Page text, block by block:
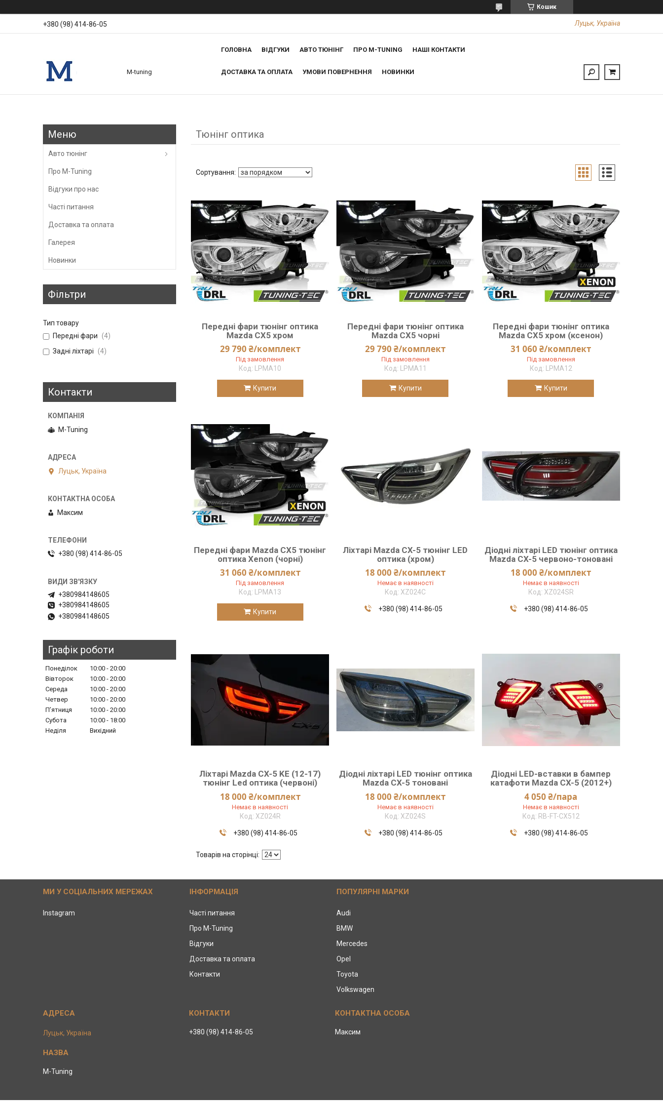
Кошик
+380 (98) 414-86-05 Луцьк, Україна
M-tuning
ГОЛОВНА ВІДГУКИ АВТО ТЮНІНГ ПРО M-TUNING НАШІ КОНТАКТИ
ДОСТАВКА ТА ОПЛАТА УМОВИ ПОВЕРНЕННЯ НОВИНКИ
Тюнінг оптика
Передні фари тюнінг оптика
Mazda CX5 хром
29 790 ₴/комплект
Під замовлення
LPMA10
Купити
Передні фари тюнінг оптика
Mazda CX5 чорні
29 790 ₴/комплект
Під замовлення
LPMA11
Купити
Передні фари тюнінг оптика
Mazda CX5 хром (ксенон)
31 060 ₴/комплект
Під замовлення
LPMA12
Купити
Передні фари Mazda CX5 тюнінг
оптика Xenon (чорні)
31 060 ₴/комплект
Під замовлення
LPMA13
Купити
Ліхтарі Mazda CX-5 тюнінг LED
оптика (хром)
18 000 ₴/комплект
Немає в наявності
XZ024C
+380 (98) 414-86-05
Діодні ліхтарі LED тюнінг оптика
Mazda CX-5 червоно-тоновані
18 000 ₴/комплект
Немає в наявності
XZ024SR
+380 (98) 414-86-05
Ліхтарі Mazda CX-5 KE (12-17)
тюнінг Led оптика (червоні)
18 000 ₴/комплект
Немає в наявності
XZ024R
+380 (98) 414-86-05
Діодні ліхтарі LED тюнінг оптика
Mazda CX-5 тоновані
18 000 ₴/комплект
Немає в наявності
XZ024S
+380 (98) 414-86-05
Діодні LED-вставки в бампер
катафоти Mazda CX-5 (2012+)
4 050 ₴/пара
Немає в наявності
RB-FT-CX512
+380 (98) 414-86-05
Авто тюнінг
Про M-Tuning
Відгуки про нас
Часті питання
Доставка та оплата
Галерея
Новинки
Фільтри
Тип товару
Передні фари
4
Задні ліхтарі
4
Контакти
M-Tuning
Луцьк, Україна
Максим
+380 (98) 414-86-05
+380984148605
+380984148605
+380984148605
Графік роботи
Понеділок 10:00
20:00
Вівторок
10:00
20:00
Середа
10:00
20:00
Четвер
10:00
20:00
Пʼятниця
10:00
20:00
Субота
10:00
18:00
Неділя
Вихідний
МИ У СОЦІАЛЬНИХ МЕРЕЖАХ
Instagram
ІНФОРМАЦІЯ
Часті питання
Про M-Tuning
Відгуки
Доставка та оплата
Контакти
ПОПУЛЯРНІ МАРКИ
Audi
BMW
Mercedes
Opel
Toyota
Volkswagen
Луцьк, Україна
M-Tuning
+380 (98) 414-86-05 Максим